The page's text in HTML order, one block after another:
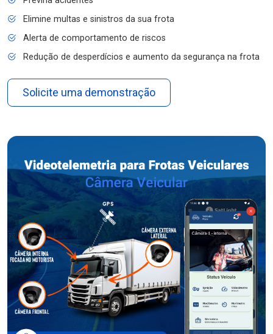
Elimine multas e sinistros da sua frota
Alerta de comportamento de riscos
Redução de desperdícios e aumento da segurança na frota
Solicite uma demonstração